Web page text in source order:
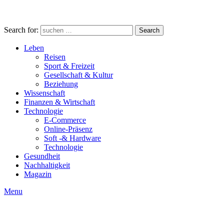
Search for: Search
Leben
Reisen
Sport & Freizeit
Gesellschaft & Kultur
Beziehung
Wissenschaft
Finanzen & Wirtschaft
Technologie
E-Commerce
Online-Präsenz
Soft -& Hardware
Technologie
Gesundheit
Nachhaltigkeit
Magazin
Menu